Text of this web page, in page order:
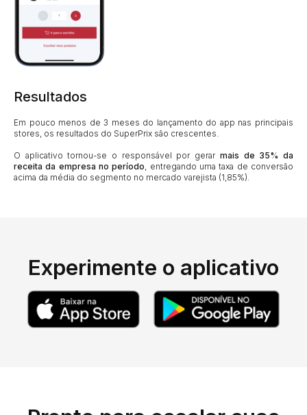
Resultados
Em pouco menos de 3 meses do lançamento do app nas principais
stores, os resultados do SuperPrix são crescentes.
O aplicativo tornou-se o responsável por gerar mais de 35% da
receita da empresa no período , entregando uma taxa de conversão
acima da média do segmento no mercado varejista (1,85%).
Experimente o aplicativo